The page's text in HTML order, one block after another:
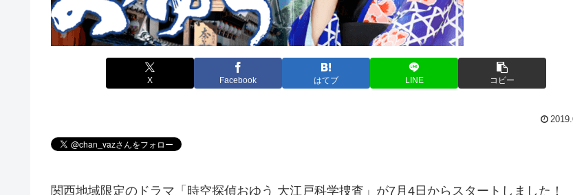
X Facebook はてブ LINE コピー
関西地域限定のドラマ「時空探偵おゆう 大江戸科学捜査」が7月4日からスタートしました！